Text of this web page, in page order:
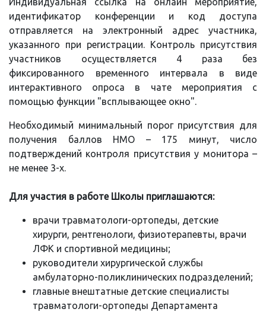
идентификатор конференции и код доступа
отправляется на электронный адрес участника,
указанного при регистрации. Контроль присутствия
участников осуществляется 4 раза без
фиксированного временного интервала в виде
интерактивного опроса в чате мероприятия с
помощью функции "всплывающее окно".
Необходимый минимальный порог присутствия для
получения баллов НМО – 175 минут, число
подтверждений контроля присутствия у монитора –
не менее 3-х.
Для участия в работе Школы приглашаются:
врачи травматологи-ортопеды, детские
хирурги, рентгенологи, физиотерапевты, врачи
ЛФК и спортивной медицины;
руководители хирургической службы
амбулаторно-поликлинических подразделений;
главные внештатные детские специалисты
травматологи-ортопеды Департамента